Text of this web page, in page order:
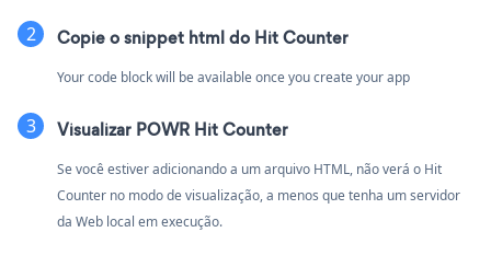
Copie o snippet html do Hit Counter
Your code block will be available once you create your app
Visualizar POWR Hit Counter
Se você estiver adicionando a um arquivo HTML, não verá o Hit
Counter no modo de visualização, a menos que tenha um servidor
da Web local em execução.